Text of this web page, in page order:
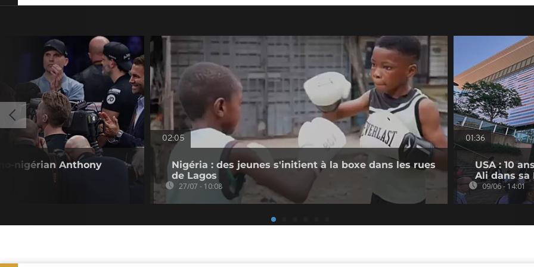
nigérian Anthony
02:05
Nigéria : des jeunes s'initient à la boxe dans les rues
de Lagos
27/07 - 10:08
01:36
USA : 10
Ali dans sa
09/06 - 14:01